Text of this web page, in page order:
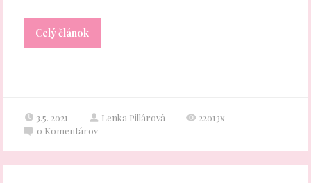
Celý článok
3.5. 2021 Lenka Pillárová
22013x
0 Komentárov